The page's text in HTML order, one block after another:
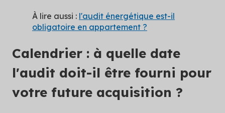
À lire aussi : l'audit énergétique est-il
obligatoire en appartement ?
Calendrier : à quelle date
l'audit doit-il être fourni pour
votre future acquisition ?